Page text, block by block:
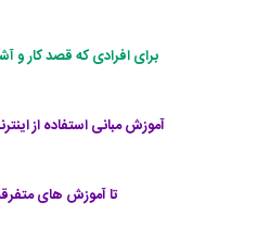
برای افرادی که قصد کار و
آموزش مبانی استفاده از
تا آموزش های